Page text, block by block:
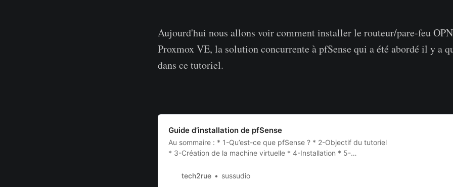
Aujourd'hui nous allons voir comment installer le routeur/pare-feu
Proxmox VE, la solution concurrente à pfSense qui a été abordé il y a
dans ce tutoriel.
Guide d’installation de pfSense
Au sommaire : * 1-Qu’est-ce que pfSense ? * 2-Objectif du tutoriel
* 3-Création de la machine virtuelle * 4-Installation * 5-
installation 1-Qu’est-ce que pfSense ? pfSense est une solution
tech2rue sussudio